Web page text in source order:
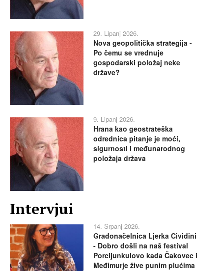
29. Lipanj 2026.
Nova geopolitička strategija -
Po čemu se vrednuje
gospodarski položaj neke
države?
9. Lipanj 2026.
Hrana kao geostrateška
odrednica pitanje je moći,
sigurnosti i međunarodnog
položaja država
Intervjui
14. Srpanj 2026.
Gradonačelnica Ljerka Cividini
- Dobro došli na naš festival
Porcijunkulovo kada Čakovec i
Međimurje žive punim plućima